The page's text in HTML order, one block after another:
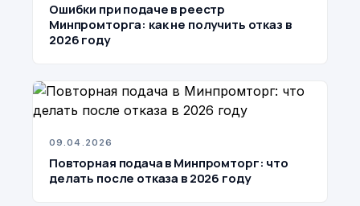
Ошибки при подаче в реестр
Минпромторга: как не получить отказ в
2026 году
09.04.2026
Повторная подача в Минпромторг: что
делать после отказа в 2026 году